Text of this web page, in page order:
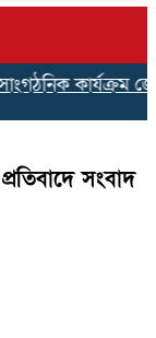
কার্যক্রম
সংবাদ